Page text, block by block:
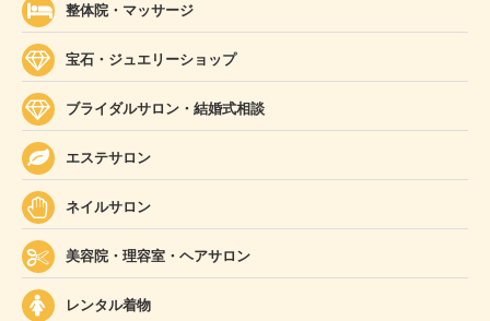
整体院・マッサージ
宝石・ジュエリーショップ
ブライダルサロン・結婚式相談
エステサロン
ネイルサロン
美容院・理容室・ヘアサロン
レンタル着物